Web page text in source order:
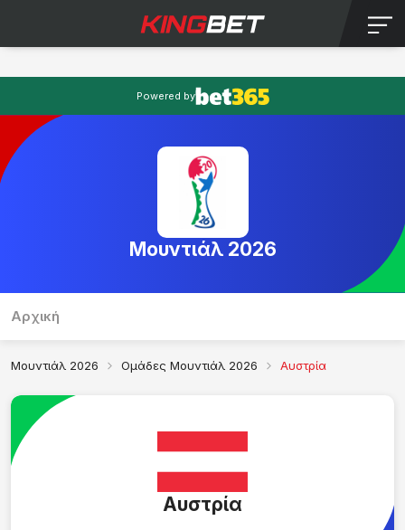
Powered by
Μουντιάλ 2026
Αρχική
Μουντιάλ 2026 Ομάδες Μουντιάλ 2026 Αυστρία
Αυστρία